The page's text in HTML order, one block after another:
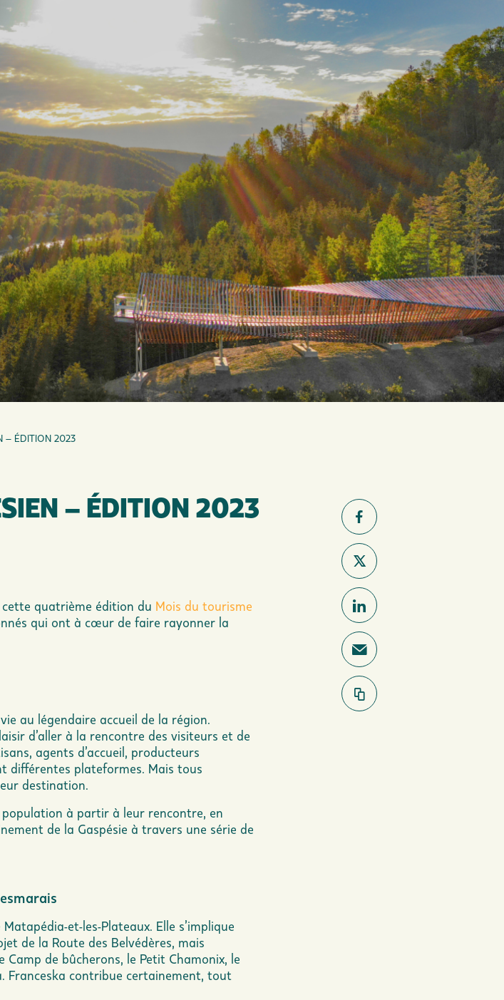
Nos projets Travailler à la MRC
– ÉDITION 2023
– ÉDITION 2023
quatrième édition du Mois du tourisme
qui ont à cœur de faire rayonner la
au légendaire accueil de la région.
d’aller à la rencontre des visiteurs et de
agents d’accueil, producteurs
différentes plateformes. Mais tous
destination.
à partir à leur rencontre, en
de la Gaspésie à travers une série de
et-les-Plateaux. Elle s’implique
de la Route des Belvédères, mais
Camp de bûcherons, le Petit Chamonix, le
Franceska contribue certainement, tout